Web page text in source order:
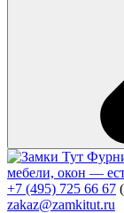
мебели, окон —
+7 (495) 725 66 67
zakaz@zamkitut.ru